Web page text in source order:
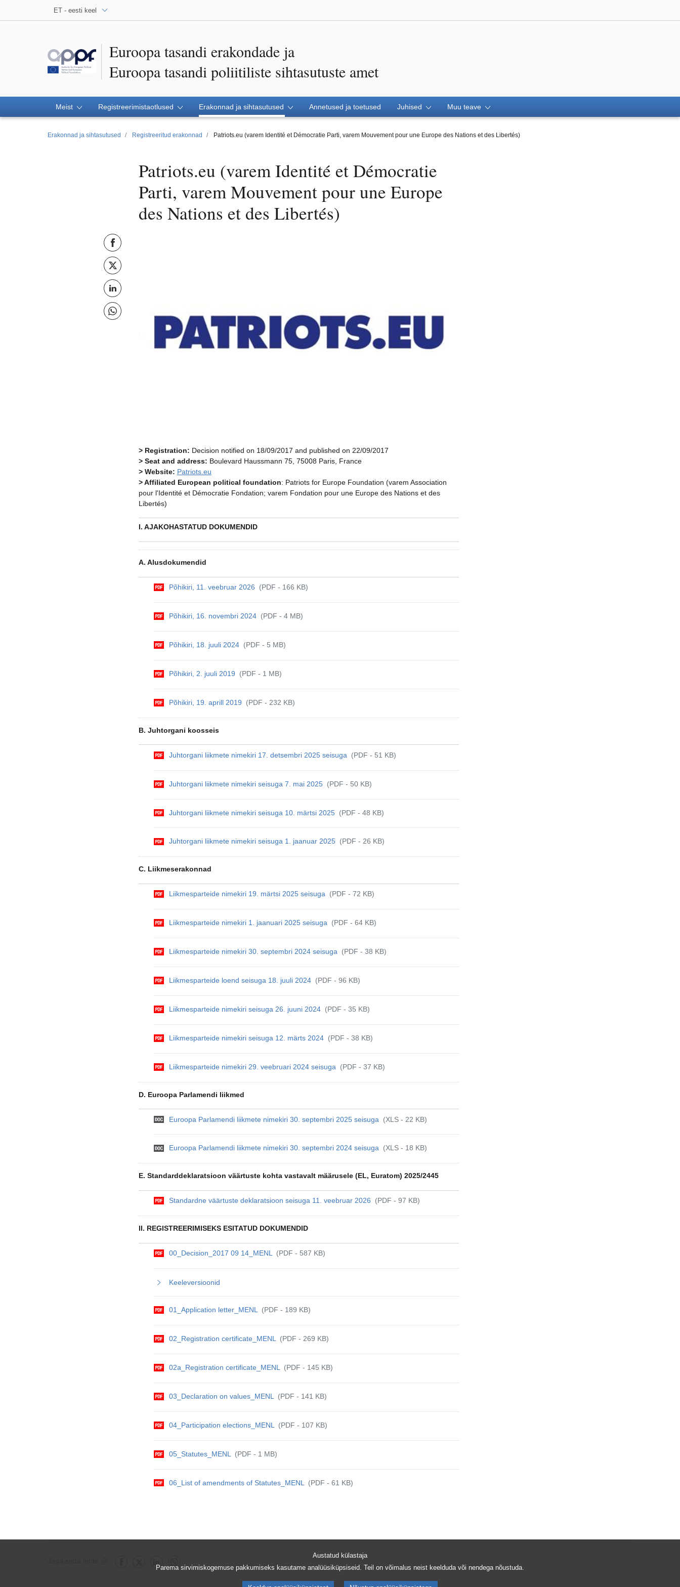
Austatud külastaja
Parema sirvimiskogemuse pakkumiseks kasutame analüüsiküpsiseid. Teil on võimalus neist keelduda või nendega nõustuda.
ET - eesti keel
Euroopa tasandi erakondade ja
Euroopa tasandi poliitiliste sihtasutuste amet
Meist Registreerimistaotlused Erakonnad ja sihtasutused Annetused ja toetused Juhised Muu teave
Erakonnad ja sihtasutused Registreeritud erakonnad Patriots.eu (varem Identité et Démocratie Parti, varem Mouvement pour une Europe des Nations et des Libertés)
Patriots.eu (varem Identité et Démocratie
Parti, varem Mouvement pour une Europe
des Nations et des Libertés)
Jaga Facebook
Jaga X
Jaga seda lehte @ LinkedIn
Jaga seda lehte @ Whatsapp
> Registration: Decision notified on 18/09/2017 and published on 22/09/2017
> Seat and address: Boulevard Haussmann 75, 75008 Paris, France
> Website: Patriots.eu
> Affiliated European political foundation: Patriots for Europe Foundation (varem Association
pour l'Identité et Démocratie Fondation; varem Fondation pour une Europe des Nations et des
Libertés)
I. AJAKOHASTATUD DOKUMENDID
A. Alusdokumendid
Põhikiri, 11. veebruar 2026 (PDF - 166 KB)
Põhikiri, 16. novembri 2024 (PDF - 4 MB)
Põhikiri, 18. juuli 2024 (PDF - 5 MB)
Põhikiri, 2. juuli 2019 (PDF - 1 MB)
Põhikiri, 19. aprill 2019 (PDF - 232 KB)
B. Juhtorgani koosseis
Juhtorgani liikmete nimekiri 17. detsembri 2025 seisuga (PDF - 51 KB)
Juhtorgani liikmete nimekiri seisuga 7. mai 2025 (PDF - 50 KB)
Juhtorgani liikmete nimekiri seisuga 10. märtsi 2025 (PDF - 48 KB)
Juhtorgani liikmete nimekiri seisuga 1. jaanuar 2025 (PDF - 26 KB)
C. Liikmeserakonnad
Liikmesparteide nimekiri 19. märtsi 2025 seisuga (PDF - 72 KB)
Liikmesparteide nimekiri 1. jaanuari 2025 seisuga (PDF - 64 KB)
Liikmesparteide nimekiri 30. septembri 2024 seisuga (PDF - 38 KB)
Liikmesparteide loend seisuga 18. juuli 2024 (PDF - 96 KB)
Liikmesparteide nimekiri seisuga 26. juuni 2024 (PDF - 35 KB)
Liikmesparteide nimekiri seisuga 12. märts 2024 (PDF - 38 KB)
Liikmesparteide nimekiri 29. veebruari 2024 seisuga (PDF - 37 KB)
D. Euroopa Parlamendi liikmed
Euroopa Parlamendi liikmete nimekiri 30. septembri 2025 seisuga (XLS - 22 KB)
Euroopa Parlamendi liikmete nimekiri 30. septembri 2024 seisuga (XLS - 18 KB)
E. Standarddeklaratsioon väärtuste kohta vastavalt määrusele (EL, Euratom) 2025/2445
Standardne väärtuste deklaratsioon seisuga 11. veebruar 2026 (PDF - 97 KB)
II. REGISTREERIMISEKS ESITATUD DOKUMENDID
00_Decision_2017 09 14_MENL (PDF - 587 KB)
Keeleversioonid
01_Application letter_MENL (PDF - 189 KB)
02_Registration certificate_MENL (PDF - 269 KB)
02a_Registration certificate_MENL (PDF - 145 KB)
03_Declaration on values_MENL (PDF - 141 KB)
04_Participation elections_MENL (PDF - 107 KB)
05_Statutes_MENL (PDF - 1 MB)
06_List of amendments of Statutes_MENL (PDF - 61 KB)
Jaga Facebook
Jaga XJaga seda lehte @ LinkedIn
Jaga seda lehte @ Whatsapp